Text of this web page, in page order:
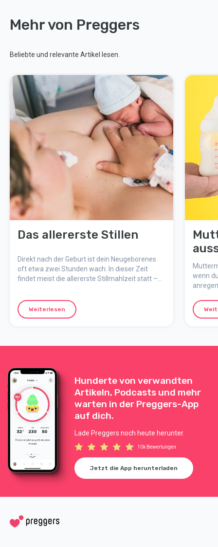
Mehr von Preggers
Beliebte und relevante Artikel lesen.
Das allererste Stillen
Direkt nach der Geburt ist dein Neugeborenes
oft etwa zwei Stunden wach. In dieser Zeit
findet meist die allererste Stillmahlzeit statt –
und dich.
Weiterlesen
wenn
Hunderte von verwandten
Artikeln, Podcasts und mehr
warten in der Preggers-App
auf dich.
Lade Preggers noch heute herunter.
10k Bewertungen
Jetzt die App herunterladen